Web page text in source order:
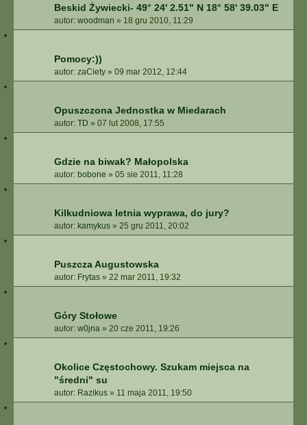
Beskid Żywiecki- 49° 24' 2.51" N 18° 58' 39.03" E
autor: woodman » 18 gru 2010, 11:29
Pomocy:))
autor: zaCiety » 09 mar 2012, 12:44
Opuszczona Jednostka w Miedarach
autor: TD » 07 lut 2008, 17:55
Gdzie na biwak? Małopolska
autor: bobone » 05 sie 2011, 11:28
Kilkudniowa letnia wyprawa, do jury?
autor: kamykus » 25 gru 2011, 20:02
Puszcza Augustowska
autor: Frytas » 22 mar 2011, 19:32
Góry Stołowe
autor: w0jna » 20 cze 2011, 19:26
Okolice Częstochowy. Szukam miejsca na
"średni" su
autor: Razikus » 11 maja 2011, 19:50